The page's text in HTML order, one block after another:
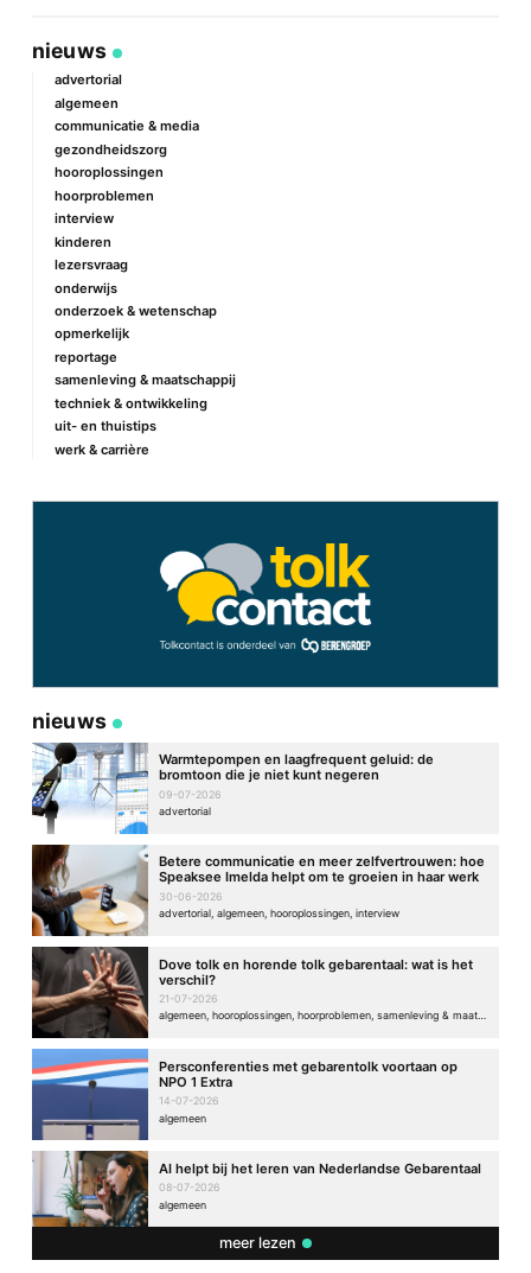
nieuws
advertorial
algemeen
communicatie & media
gezondheidszorg
hooroplossingen
hoorproblemen
interview
kinderen
lezersvraag
onderwijs
onderzoek & wetenschap
opmerkelijk
reportage
samenleving & maatschappij
techniek & ontwikkeling
uit- en thuistips
werk & carrière
nieuws
Warmtepompen en laagfrequent geluid: de
bromtoon die je niet kunt negeren
09-07-2026
advertorial
Betere communicatie en meer zelfvertrouwen: hoe
Speaksee Imelda helpt om te groeien in haar werk
30-06-2026
advertorial, algemeen, hooroplossingen, interview
Dove tolk en horende tolk gebarentaal: wat is het
verschil?
21-07-2026
algemeen, hooroplossingen, hoorproblemen, samenleving & maatschappij
Persconferenties met gebarentolk voortaan op
NPO 1 Extra
14-07-2026
algemeen
AI helpt bij het leren van Nederlandse Gebarentaal
08-07-2026
algemeen
meer lezen